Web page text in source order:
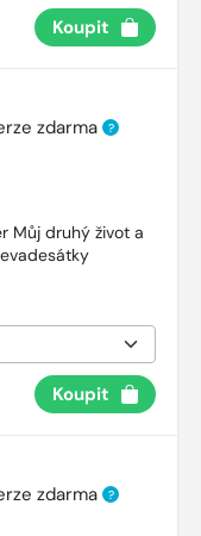
Koupit
zdarma ?
Můj druhý život a
Koupit
zdarma ?